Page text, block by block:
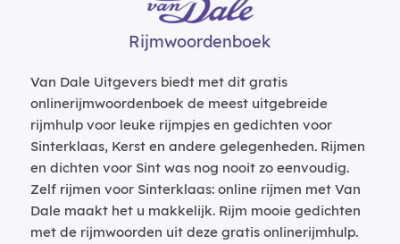
Rijmwoordenboek
Van Dale Uitgevers biedt met dit gratis
onlinerijmwoordenboek de meest uitgebreide
rijmhulp voor leuke rijmpjes en gedichten voor
Sinterklaas, Kerst en andere gelegenheden. Rijmen
en dichten voor Sint was nog nooit zo eenvoudig.
Zelf rijmen voor Sinterklaas: online rijmen met Van
Dale maakt het u makkelijk. Rijm mooie gedichten
met de rijmwoorden uit deze gratis onlinerijmhulp.